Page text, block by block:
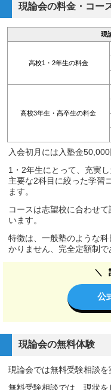
現論会の料金・コー
現
高校1・2年生の料金
高校3年生・高卒生の料金
入会初月には入塾金
1・2年生にとって、充実
主要な2科目に絞った学習
ます。
コースは志望校に合わせ
います。
特徴は、一般塾のような
かりません、完全定額制で
公
現論会の無料体験
現論会では無料受験相談を
無料受験相談では、現状